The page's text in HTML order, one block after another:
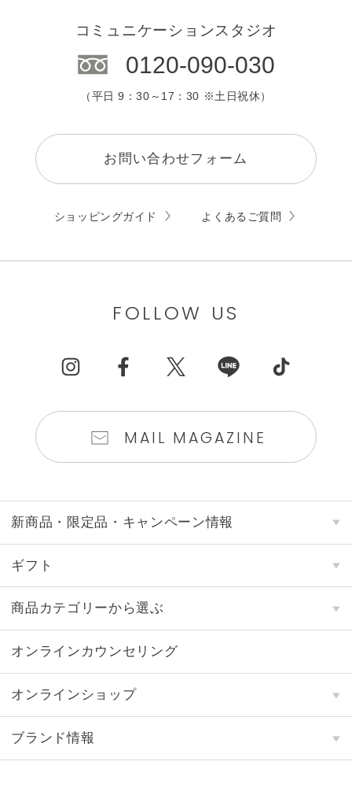
コミュニケーションスタジオ
0120-090-030
（平日 9：30～17：30 ※土日祝休）
お問い合わせフォーム
ショッピングガイド よくあるご質問
FOLLOW US
MAIL MAGAZINE
新商品・限定品・キャンペーン情報
ギフト
商品カテゴリーから選ぶ
オンラインカウンセリング
オンラインショップ
ブランド情報